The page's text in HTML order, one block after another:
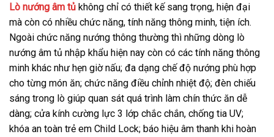
Lò nướng âm tủ không chỉ có thiết kế sang trọng, hiện đại
mà còn có nhiều chức năng, tính năng thông minh, tiện ích.
Ngoài chức năng nướng thông thường thì những dòng lò
nướng âm tủ nhập khẩu hiện nay còn có các tính năng thông
minh khác như hẹn giờ nấu; đa dạng chế độ nướng phù hợp
cho từng món ăn; chức năng điều chỉnh nhiệt độ; đèn chiếu
sáng trong lò giúp quan sát quá trình làm chín thức ăn dễ
dàng; cửa kính cường lực 3 lớp chắc chắn, chống tia UV;
khóa an toàn trẻ em Child Lock; báo hiệu âm thanh khi hoàn